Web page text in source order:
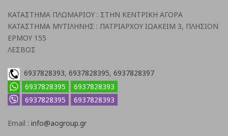
ΚΑΤΑΣΤΗΜΑ ΠΛΩΜΑΡΙΟΥ : ΣΤΗΝ ΚΕΝΤΡΙΚΗ ΑΓΟΡΑ
ΚΑΤΑΣΤΗΜΑ ΜΥΤΙΛΗΝΗΣ : ΠΑΤΡΙΑΡΧΟΥ ΙΩΑΚΕΙΜ 3, ΠΛΗΣΙΟΝ
ΕΡΜΟΥ 155
ΛΕΣΒΟΣ
6937828393, 6937828395, 6937828397
6937828395
6937828393
6937828395
6937828393
Email : info@aogroup.gr